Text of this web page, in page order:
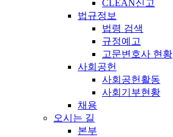
CLEAN신고
법규정보
법령 검색
규정예고
고문변호사 현황
사회공헌
사회공헌활동
사회기부현황
채용
오시는 길
본부